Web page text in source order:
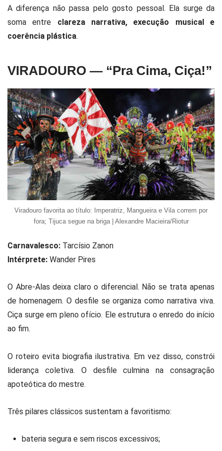
A diferença não passa pelo gosto pessoal. Ela surge da
soma entre clareza narrativa, execução musical e
coerência plástica.
VIRADOURO — “Pra Cima, Ciça!”
Viradouro favorita ao título: Imperatriz, Mangueira e Vila correm por
fora; Tijuca segue na briga | Alexandre Macieira/Riotur
Carnavalesco: Tarcísio Zanon
Intérprete: Wander Pires
O Abre-Alas deixa claro o diferencial. Não se trata apenas
de homenagem. O desfile se organiza como narrativa viva.
Ciça surge em pleno ofício. Ele estrutura o enredo do início
ao fim.
O roteiro evita biografia ilustrativa. Em vez disso, constrói
liderança coletiva. O desfile culmina na consagração
apoteótica do mestre.
Três pilares clássicos sustentam a favoritismo:
bateria segura e sem riscos excessivos;